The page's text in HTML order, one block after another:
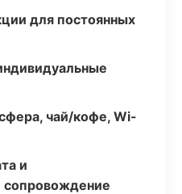
для постоянных
чай/кофе, Wi-
и
сопровождение